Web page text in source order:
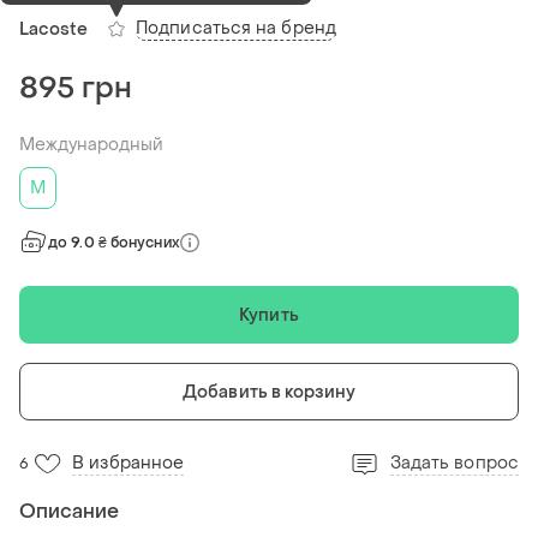
Lacoste Подписаться на бренд
895 грн
Международный
M
до 9.0 ₴ бонусних
Купить
Добавить в корзину
6 В избранное Задать вопрос
Описание